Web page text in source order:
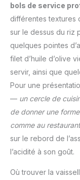
bols de service
différentes textures
sur le dessus du riz
quelques pointes
filet d’huile d’olive
servir, ainsi que
Pour une
— un cercle de
de donner une
comme au restaurant
sur le rebord de
l’acidité à son goût.
Où trouver la